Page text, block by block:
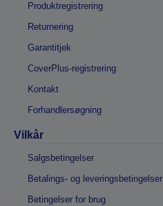
Produktregistrering
Returnering
Garantitjek
CoverPlus-registrering
Kontakt
Forhandlersøgning
Vilkår
Salgsbetingelser
Betalings- og leveringsbetingelser
Betingelser for brug